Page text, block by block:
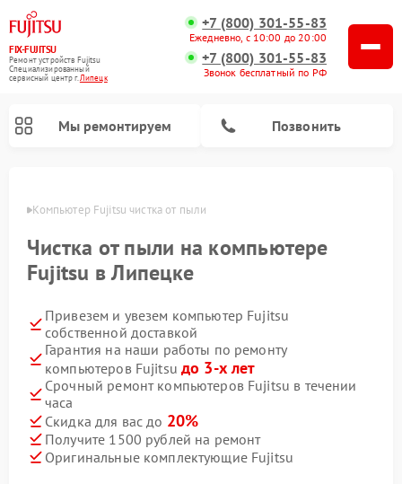
FIX-FUJITSU
Ремонт устройств Fujitsu
Специализированный
cервисный центр г.Липецк
+7 (800) 301-55-83
Ежедневно, с 10:00 до 20:00
+7 (800) 301-55-83
Звонок бесплатный по РФ
Мы ремонтируем Позвонить
Компьютер Fujitsu чистка от пыли
Чистка от пыли на компьютере
Fujitsu в Липецке
Привезем и увезем компьютер Fujitsu
собственной доставкой
Гарантия на наши работы по ремонту
компьютеров Fujitsuдо 3-х лет
Срочный ремонт компьютеров Fujitsu в течении
часа
Скидка для вас до 20%
Получите 1500 рублей на ремонт
Оригинальные комплектующие Fujitsu